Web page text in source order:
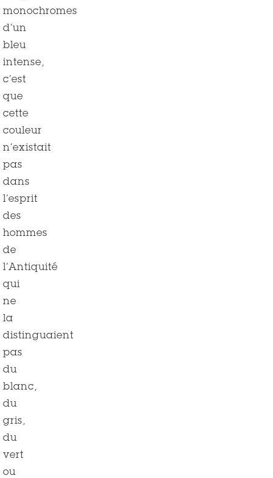
monochromes
d’un
bleu
intense,
c’est
que
cette
couleur
n’existait
pas
dans
l’esprit
des
hommes
de
l’Antiquité
qui
ne
la
distinguaient
pas
du
blanc,
du
gris,
du
vert
ou